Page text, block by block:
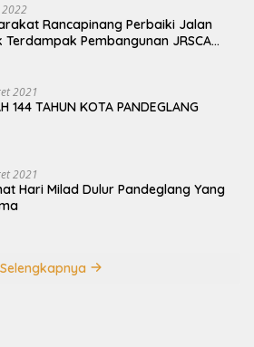
2022
Rancapinang Perbaiki Jalan
Terdampak Pembangunan JRSCA
2021
144 TAHUN KOTA PANDEGLANG
2021
Hari Milad Dulur Pandeglang Yang
Selengkapnya